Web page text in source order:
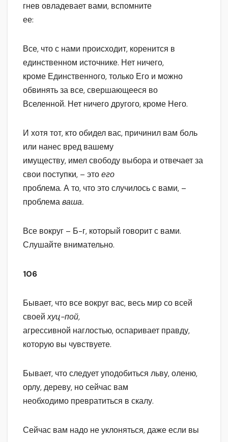
гнев овладевает вами, вспомните
ее:
Все, что с нами происходит, коренится в
единственном источнике. Нет ничего,
кроме Единственного, только Его и можно
обвинять за все, свершающееся во
Вселенной. Нет ничего другого, кроме Него.
И хотя тот, кто обидел вас, причинил вам боль
или нанес вред вашему
имуществу, имел свободу выбора и отвечает за
свои поступки, – этоего
проблема. А то, что это случилось с вами, –
проблемаваша.
Все вокруг – Б-г, который говорит с вами.
Слушайте внимательно.
106
Бывает, что все вокруг вас, весь мир со всей
своейхуц-пой,
агрессивной наглостью, оспаривает правду,
которую вы чувствуете.
Бывает, что следует уподобиться льву, оленю,
орлу, дереву, но сейчас вам
необходимо превратиться в скалу.
Сейчас вам надо не уклоняться, даже если вы